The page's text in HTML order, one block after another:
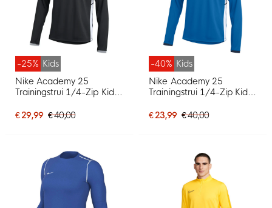
-25% Kids
Nike Academy 25
Trainingstrui 1/4-Zip Kids
€ 29,99 € 40,00
-40% Kids
Nike Academy 25
Trainingstrui 1/4-Zip Kids
€ 23,99 € 40,00